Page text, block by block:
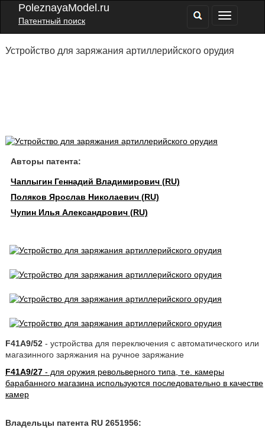
PoleznayaModel.ru
Патентный поиск
Устройство для заряжания артиллерийского орудия
Авторы патента:
Чаплыгин Геннадий Владимирович (RU)
Поляков Ярослав Николаевич (RU)
Чупин Илья Александрович (RU)
F41A9/52- устройства для переключения с автоматического или
магазинного заряжания на ручное заряжание
F41A9/27- для оружия револьверного типа, т.е. камеры
барабанного магазина используются последовательно в качестве
камер
Владельцы патента RU 2651956: